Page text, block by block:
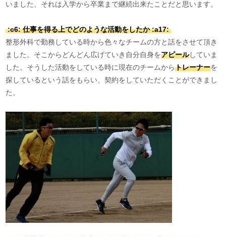
いました、それは入学から卒業まで継続出来たことだと思います。
:c6: 仕事を得る上でどのような活動をしたか :a17:
整形外科で勤務している時から色々なチームの方と話をさせて頂き
ました。そこからどんどん広げていき自分自身をアピールしていま
した。そうした活動をしている時に現在のチームからトレーナーを
探しているという話をもらい、契約をしていただくことができまし
た。